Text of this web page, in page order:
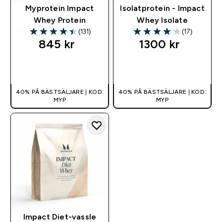
Myprotein Impact
Whey Protein
4.42 out of 5 stars
(131)
845 kr‎
40% PÅ BÄSTSÄLJARE | KOD:
MYP
Isolatprotein - Impact
Whey Isolate
4.06 out of 5 stars
(17)
1300 kr‎
40% PÅ BÄSTSÄLJARE | KOD:
MYP
Impact Diet-vassle